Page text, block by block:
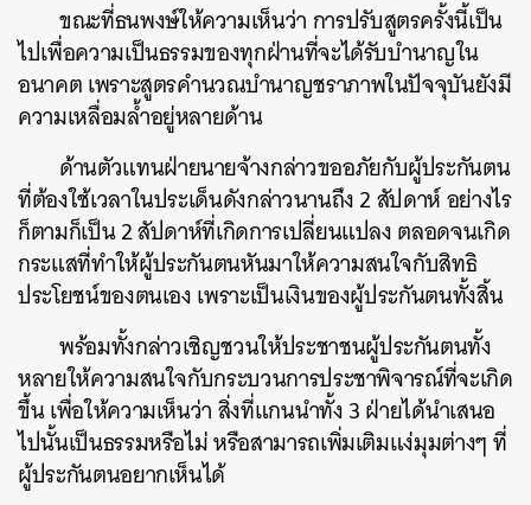
ขณะที่ธนพงษ์ให้ความเห็นว่า การปรับสูตรครั้งนี้เป็น
ไปเพื่อความเป็นธรรมของทุกฝ่านที่จะได้รับบำนาญใน
อนาคต เพราะสูตรคำนวณบำนาญชราภาพในปัจจุบันยังมี
ความเหลื่อมล้ำอยู่หลายด้าน
ด้านตัวแทนฝ่ายนายจ้างกล่าวขออภัยกับผู้ประกันตน
ที่ต้องใช้เวลาในประเด็นดังกล่าวนานถึง 2 สัปดาห์ อย่างไร
ก็ตามก็เป็น 2 สัปดาห์ที่เกิดการเปลี่ยนแปลง ตลอดจนเกิด
กระแสที่ทำให้ผู้ประกันตนหันมาให้ความสนใจกับสิทธิ
ประโยชน์ของตนเอง เพราะเป็นเงินของผู้ประกันตนทั้งสิ้น
พร้อมทั้งกล่าวเชิญชวนให้ประชาชนผู้ประกันตนทั้ง
หลายให้ความสนใจกับกระบวนการประชาพิจารณ์ที่จะเกิด
ขึ้น เพื่อให้ความเห็นว่า สิ่งที่แกนนำทั้ง 3 ฝ่ายได้นำเสนอ
ไปนั้นเป็นธรรมหรือไม่ หรือสามารถเพิ่มเติมแง่มุมต่างๆ ที่
ผู้ประกันตนอยากเห็นได้
ค้นหา
SHARE TWEET LINE EMAIL